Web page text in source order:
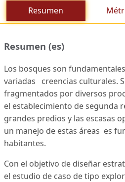
Resumen
Resumen (es)
Los bosques son
variadas creencias culturales.
fragmentados por diversos
el establecimiento de segunda
grandes predios y las escasas
un manejo de estas áreas es
habitantes.
Con el objetivo de diseñar
el estudio de caso de tipo